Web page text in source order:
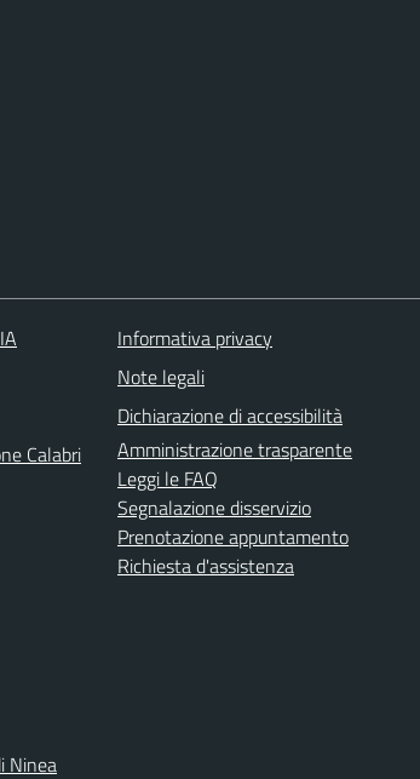
Calabri
Ninea
Informativa privacy
Note legali
Dichiarazione di accessibilità
Amministrazione trasparente
Leggi le FAQ
Segnalazione disservizio
Prenotazione appuntamento
Richiesta d'assistenza